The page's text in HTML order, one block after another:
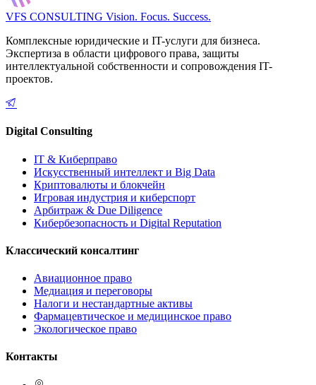
VFS CONSULTING Vision. Focus. Success.
Комплексные юридические и IT-услуги для бизнеса.
Экспертиза в области цифрового права, защиты
интеллектуальной собственности и сопровождения IT-
проектов.
Digital Consulting
IT & Киберправо
Искусственный интеллект и Big Data
Криптовалюты и блокчейн
Игровая индустрия и киберспорт
Арбитраж & Due Diligence
Кибербезопасность и Digital Reputation
Классический консалтинг
Авиационное право
Медиация и переговоры
Налоги и нестандартные активы
Фармацевтическое и медицинское право
Экологическое право
Контакты